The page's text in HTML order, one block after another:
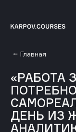
Главная
«РАБОТА
ДЕНЬ ИЗ